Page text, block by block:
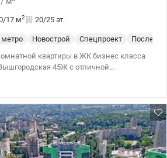
17 м2 20/25 эт.
Новострой Спецпроект
После
квартиры в ЖК бизнес класса
45Ж с отличной
квартире можно также докупить
044 200 10 80 Valion.ua/1133362